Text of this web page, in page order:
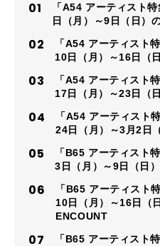
「A54 アーティスト
日（月）～9日（日）
「A54 アーティスト
10日（月）～16日（
「A54 アーティスト
17日（月）～23日（
「A54 アーティスト
24日（月）～3月2日
「B65 アーティスト
3日（月）～9日（日
「B65 アーティスト
10日（月）～16日（
ENCOUNT
「B65 アーティスト